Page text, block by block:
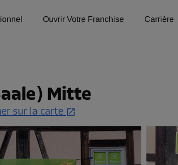
Ouvrir Votre Franchise Carrière
Mitte
sur la carte